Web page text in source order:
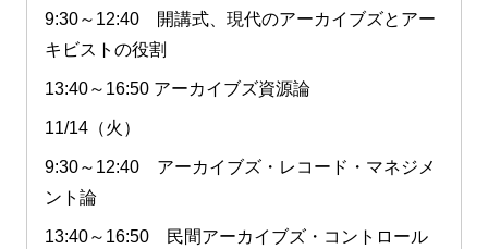
9:30～12:40 開講式、現代のアーカイブズとアー
キビストの役割
13:40～16:50 アーカイブズ資源論
11/14（火）
9:30～12:40 アーカイブズ・レコード・マネジメ
ント論
13:40～16:50 民間アーカイブズ・コントロール